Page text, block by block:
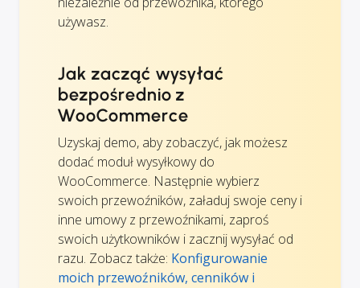
używasz.
Jak zacząć wysyłać
bezpośrednio z
WooCommerce
Uzyskaj demo, aby zobaczyć, jak możesz
dodać moduł wysyłkowy do
WooCommerce. Następnie wybierz
swoich przewoźników, załaduj swoje ceny i
inne umowy z przewoźnikami, zaproś
swoich użytkowników i zacznij wysyłać od
razu. Zobacz także: Konfigurowanie
moich przewoźników, cenników i